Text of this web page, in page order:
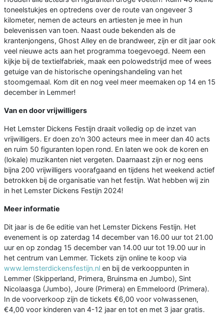
toneelstukjes en optredens over de route van ongeveer 3
kilometer, nemen de acteurs en artiesten je mee in hun
belevenissen van toen. Naast oude bekenden als de
krantenjongens, Ghost Alley en de brandweer, zijn er dit jaar ook
veel nieuwe acts aan het programma toegevoegd. Neem een
kijkje bij de textielfabriek, maak een polowedstrijd mee of wees
getuige van de historische openingshandeling van het
stoomgemaal. Kom dit en nog veel meer meemaken op 14 en 15
december in Lemmer!
Van en door vrijwilligers
Het Lemster Dickens Festijn draait volledig op de inzet van
vrijwilligers. Er doen zo'n 300 acteurs mee in meer dan 40 acts
en ruim 50 figuranten lopen rond. En laten we ook de koren en
(lokale) muzikanten niet vergeten. Daarnaast zijn er nog eens
bijna 200 vrijwilligers voorafgaand en tijdens het weekend actief
betrokken bij de organisatie van het festijn. Wat hebben wij zin
in het Lemster Dickens Festijn 2024!
Meer informatie
Dit jaar is de 6e editie van het Lemster Dickens Festijn. Het
evenement is op zaterdag 14 december van 16.00 uur tot 21.00
uur en op zondag 15 december van 14.00 uur tot 19.00 uur in
het centrum van Lemmer. Tickets zijn online te koop via
www.lemsterdickensfestijn.nl en bij de verkooppunten in
Lemmer (Skipperland, Primera, Bruinsma en Jumbo), Sint
Nicolaasga (Jumbo), Joure (Primera) en Emmeloord (Primera).
In de voorverkoop zijn de tickets €6,00 voor volwassenen,
€4,00 voor kinderen van 4-12 jaar en tot en met 3 jaar gratis.